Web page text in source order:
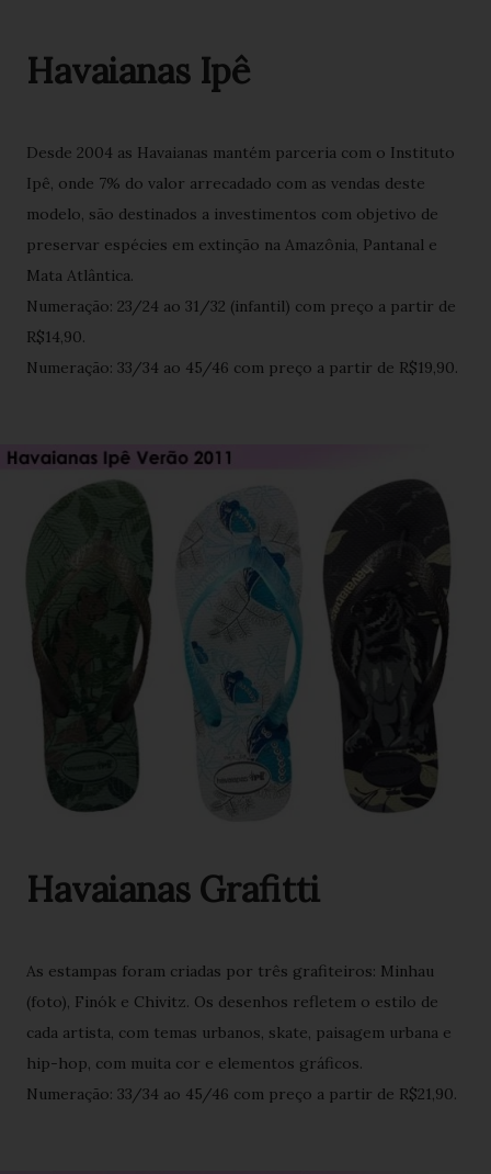
Havaianas Ipê
Desde 2004 as Havaianas mantém parceria com o Instituto
Ipê, onde 7% do valor arrecadado com as vendas deste
modelo, são destinados a investimentos com objetivo de
preservar espécies em extinção na Amazônia, Pantanal e
Mata Atlântica.
Numeração: 23/24 ao 31/32 (infantil) com preço a partir de
R$14,90.
Numeração: 33/34 ao 45/46 com preço a partir de R$19,90.
Havaianas Grafitti
As estampas foram criadas por três grafiteiros: Minhau
(foto), Finók e Chivitz. Os desenhos refletem o estilo de
cada artista, com temas urbanos, skate, paisagem urbana e
hip-hop, com muita cor e elementos gráficos.
Numeração: 33/34 ao 45/46 com preço a partir de R$21,90.